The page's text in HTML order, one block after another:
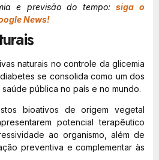
e previsão do tempo: siga o
News!
naturais no controle da glicemia
se consolida como um dos
pública no país e no mundo.
bioativos de origem vegetal
potencial terapêutico
ao organismo, além de
preventiva e complementar às